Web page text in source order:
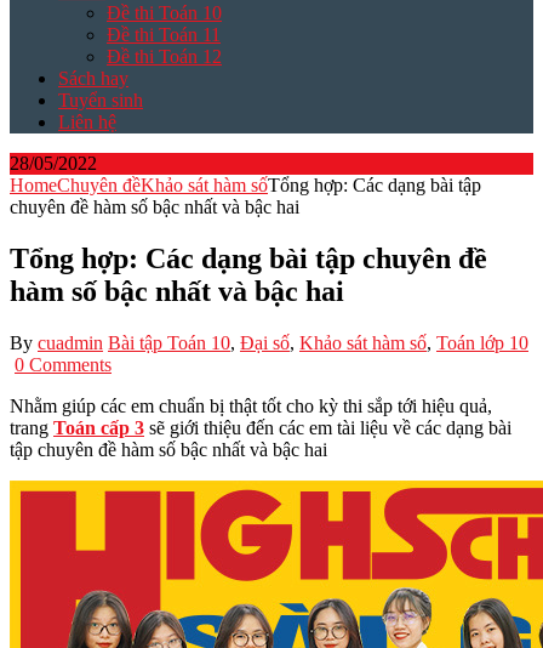
Đề thi Toán 10
Đề thi Toán 11
Đề thi Toán 12
Sách hay
Tuyển sinh
Liên hệ
28/05/2022
HomeChuyên đềKhảo sát hàm sốTổng hợp: Các dạng bài tập
chuyên đề hàm số bậc nhất và bậc hai
Tổng hợp: Các dạng bài tập chuyên đề
hàm số bậc nhất và bậc hai
By cuadmin Bài tập Toán 10, Đại số, Khảo sát hàm số, Toán lớp 10
0 Comments
Nhằm giúp các em chuẩn bị thật tốt cho kỳ thi sắp tới hiệu quả,
trang Toán cấp 3 sẽ giới thiệu đến các em tài liệu về các dạng bài
tập chuyên đề hàm số bậc nhất và bậc hai